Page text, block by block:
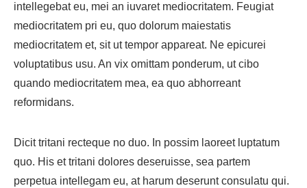
intellegebat eu, mei an iuvaret mediocritatem. Feugiat
mediocritatem pri eu, quo dolorum maiestatis
mediocritatem et, sit ut tempor appareat. Ne epicurei
voluptatibus usu. An vix omittam ponderum, ut cibo
quando mediocritatem mea, ea quo abhorreant
reformidans.
Dicit tritani recteque no duo. In possim laoreet luptatum
quo. His et tritani dolores deseruisse, sea partem
perpetua intellegam eu, at harum deserunt consulatu qui.